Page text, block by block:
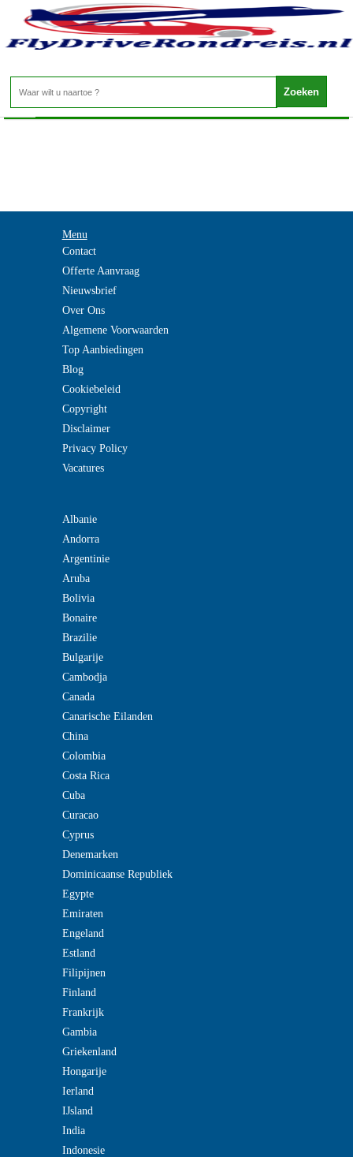
Litouwen - LITOUWEN
Home>
Menu
Contact
Offerte Aanvraag
Nieuwsbrief
Over Ons
Algemene Voorwaarden
Top Aanbiedingen
Blog
Cookiebeleid
Copyright
Disclaimer
Privacy Policy
Vacatures
Albanie
Andorra
Argentinie
Aruba
Bolivia
Bonaire
Brazilie
Bulgarije
Cambodja
Canada
Canarische Eilanden
China
Colombia
Costa Rica
Cuba
Curacao
Cyprus
Denemarken
Dominicaanse Republiek
Egypte
Emiraten
Engeland
Estland
Filipijnen
Finland
Frankrijk
Gambia
Griekenland
Hongarije
Ierland
IJsland
India
Indonesie